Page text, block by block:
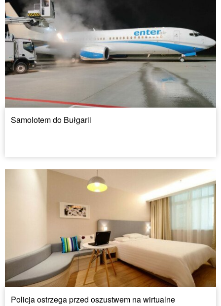
Samolotem do Bułgarii
Policja ostrzega przed oszustwem na wirtualne